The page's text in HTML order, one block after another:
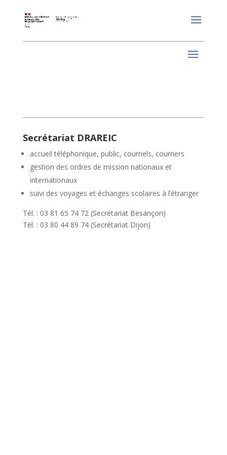
Secrétariat DRAREIC
accueil téléphonique, public, courriels, courriers
gestion des ordres de mission nationaux et
internationaux
suivi des voyages et échanges scolaires à l’étranger
Tél. : 03 81 65 74 72 (Secrétariat Besançon)
Tél. : 03 80 44 89 74 (Secrétariat Dijon)